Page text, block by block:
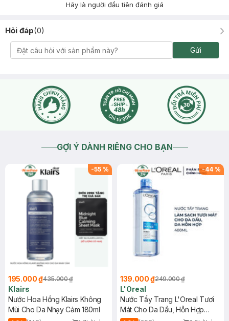
Hãy là người đầu tiên đánh giá
Hỏi đáp(0)
Gửi
GỢI Ý DÀNH RIÊNG CHO BẠN
-55 %
195.000 ₫435.000 ₫
Klairs
Nước Hoa Hồng Klairs Không
Mùi Cho Da Nhạy Cảm 180ml
-44 %
139.000 ₫249.000 ₫
L'Oreal
Nước Tẩy Trang L'Oreal Tươi
Mát Cho Da Dầu, Hỗn Hợp